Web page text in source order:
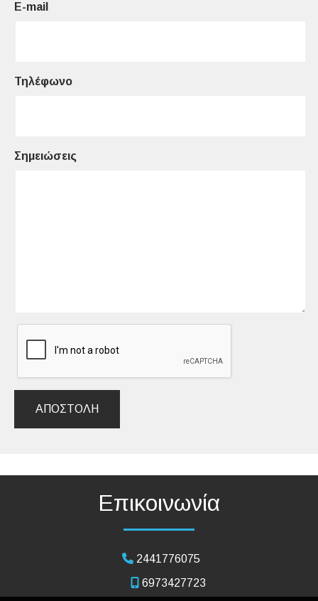
E-mail
Τηλέφωνο
Σημειώσεις
ΑΠΟΣΤΟΛΉ
Επικοινωνία
2441776075
6973427723